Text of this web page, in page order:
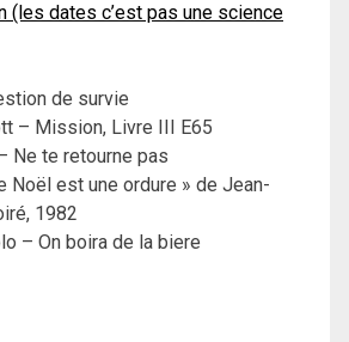
(les dates c’est pas une science
de survie
– Mission, Livre III E65
Ne te retourne pas
Noël est une ordure » de Jean-
1982
– On boira de la biere